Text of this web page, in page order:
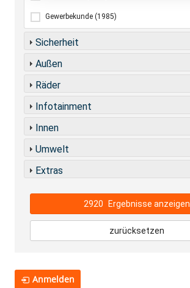
Gewerbekunde (1985)
Sicherheit
Außen
Räder
Infotainment
Innen
Umwelt
Extras
2920 Ergebnisse anzeigen
zurücksetzen
Anmelden